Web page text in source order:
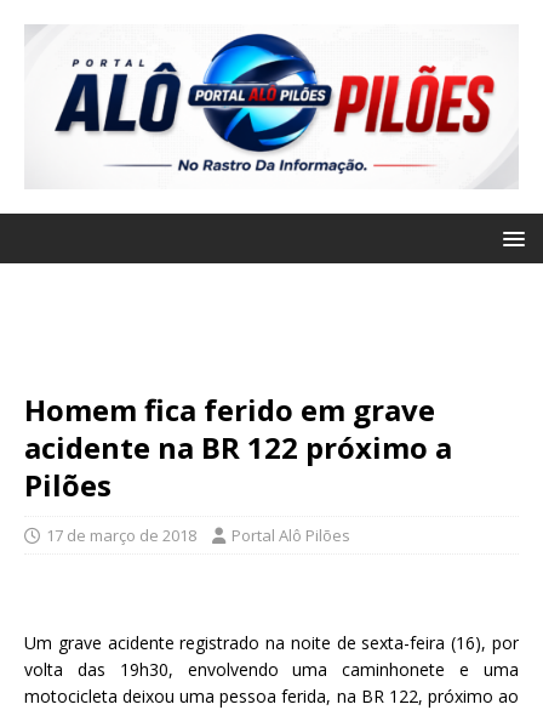
Homem fica ferido em grave
acidente na BR 122 próximo a
Pilões
17 de março de 2018 Portal Alô Pilões
Um grave acidente registrado na noite de sexta-feira (16), por
volta das 19h30, envolvendo uma caminhonete e uma
motocicleta deixou uma pessoa ferida, na BR 122, próximo ao